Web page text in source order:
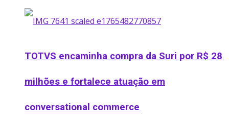
TOTVS encaminha compra da Suri por R$ 28
milhões e fortalece atuação em
conversational commerce